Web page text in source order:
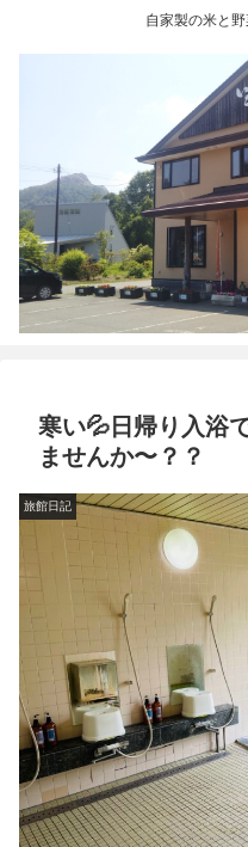
自家製の米と
寒い💦日帰り入浴
ませんか〜？？
旅館日記